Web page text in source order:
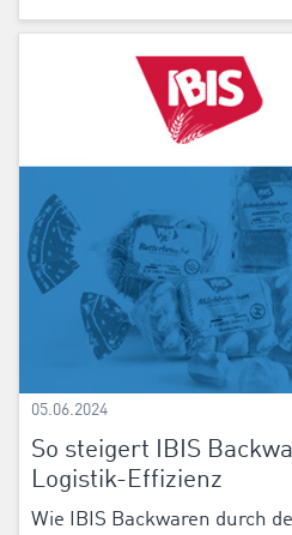
05.06.2024
So steigert IBIS
Logistik-Effizienz
Wie IBIS Backwaren durch